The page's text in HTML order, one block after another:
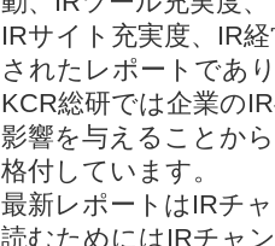
IRサイト充実度、IR
されたレポートであ
KCR総研では企業の
影響を与えることから
格付しています。
最新レポートはIRチ
読むためにはIRチャ